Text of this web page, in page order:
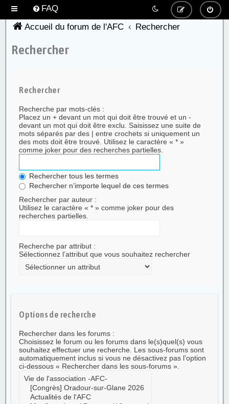
FAQ
Accueil du forum de l'AFC
Rechercher
Rechercher
Rechercher
Recherche par mots-clés :
Placez un+ devant un mot qui doit être trouvé et un-
devant un mot qui doit être exclu. Saisissez une suite de
mots séparés par des | entre crochets si uniquement un
des mots doit être trouvé. Utilisez le caractère « * »
comme joker pour des recherches partielles.
Rechercher tous les termes
Rechercher n’importe lequel de ces termes
Rechercher par auteur :
Utilisez le caractère « * » comme joker pour des
recherches partielles.
Recherche par attribut :
Sélectionnez l’attribut que vous souhaitez rechercher
Options de recherche
Rechercher dans les forums :
Choisissez le forum ou les forums dans le(s)quel(s) vous
souhaitez effectuer une recherche. Les sous-forums sont
automatiquement inclus si vous ne désactivez pas l’option
ci-dessous « Rechercher dans les sous-forums ».